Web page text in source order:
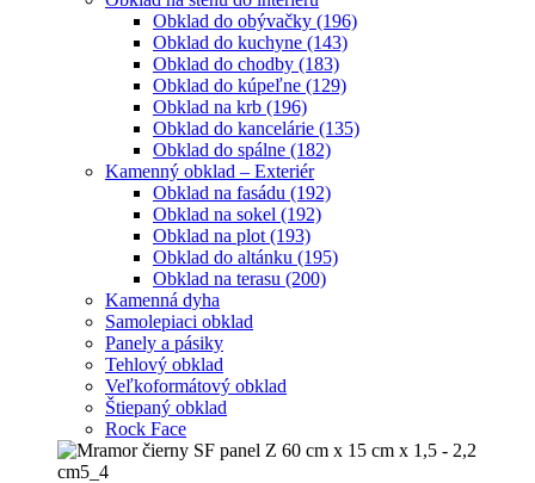
Obklad do obývačky (196)
Obklad do kuchyne (143)
Obklad do chodby (183)
Obklad do kúpeľne (129)
Obklad na krb (196)
Obklad do kancelárie (135)
Obklad do spálne (182)
Kamenný obklad – Exteriér
Obklad na fasádu (192)
Obklad na sokel (192)
Obklad na plot (193)
Obklad do altánku (195)
Obklad na terasu (200)
Kamenná dyha
Samolepiaci obklad
Panely a pásiky
Tehlový obklad
Veľkoformátový obklad
Štiepaný obklad
Rock Face